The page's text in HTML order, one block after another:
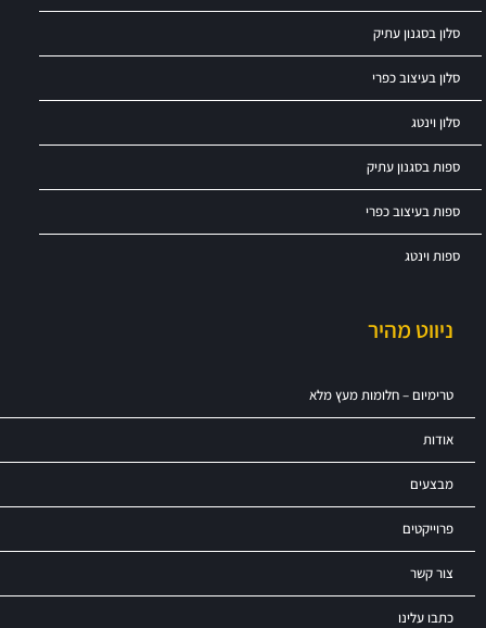
סלון בסגנון עתיק
סלון בעיצוב כפרי
סלון וינטג
ספות בסגנון עתיק
ספות בעיצוב כפרי
ספות וינטג
ניווט מהיר
טרימיום – חלומות מעץ מלא
אודות
מבצעים
פרוייקטים
צור קשר
כתבו עלינו